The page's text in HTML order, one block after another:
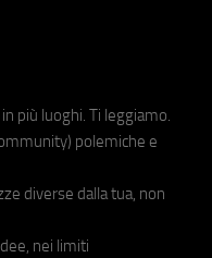
più luoghi. Ti leggiamo.
polemiche e
diverse dalla tua, non
nei limiti